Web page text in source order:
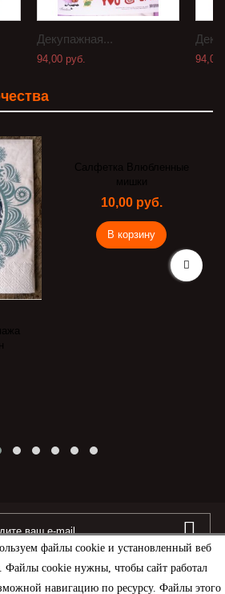
файлы cookie и установленный веб
Файлы cookie нужны, чтобы сайт работал
навигацию по ресурсу. Файлы этого
Декупажная...
94,00 руб. 94,00
Салфетка Влюбленные
мишки
10,00 руб.
В корзину